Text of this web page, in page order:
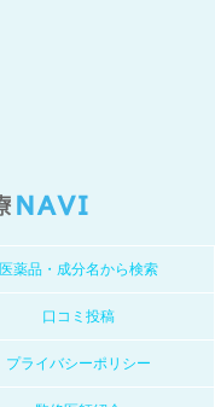
医薬品・成分名から検索
口コミ投稿
プライバシーポリシー